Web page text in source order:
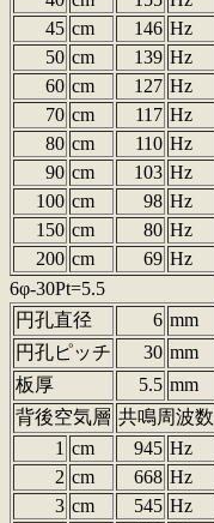
45 cm 146 Hz
50 cm 139 Hz
60 cm 127 Hz
70 cm 117 Hz
80 cm 110 Hz
90 cm 103 Hz
100 cm 98 Hz
150 cm 80 Hz
200 cm 69 Hz
6φ-30Pt=5.5
円孔直径
6 mm
円孔ピッチ
30 mm
板厚
5.5 mm
背後空気層 共鳴周波数
1 cm 945 Hz
2 cm 668 Hz
3 cm 545 Hz